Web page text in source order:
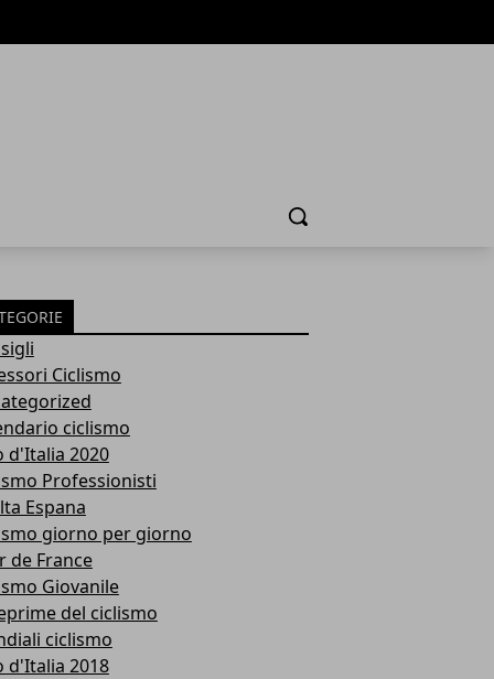
Cerca
Ciclismo
ciclismo
d'Italia 2020
Professionisti
Espana
giorno per giorno
de France
Giovanile
del ciclismo
ciclismo
d'Italia 2018